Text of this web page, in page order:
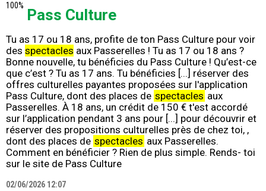
100%
Pass Culture
Tu as 17 ou 18 ans, profite de ton Pass Culture pour voir
des spectacles aux Passerelles ! Tu as 17 ou 18 ans ?
Bonne nouvelle, tu bénéficies du Pass Culture ! Qu’est-ce
que c’est ? Tu as 17 ans. Tu bénéficies [...] réserver des
offres culturelles payantes proposées sur l'application
Pass Culture, dont des places de spectacles aux
Passerelles. À 18 ans, un crédit de 150 € t'est accordé
sur l’application pendant 3 ans pour [...] pour découvrir et
réserver des propositions culturelles près de chez toi, ,
dont des places de spectacles aux Passerelles.
Comment en bénéficier ? Rien de plus simple. Rends- toi
sur le site de Pass Culture
02/06/2026 12:07